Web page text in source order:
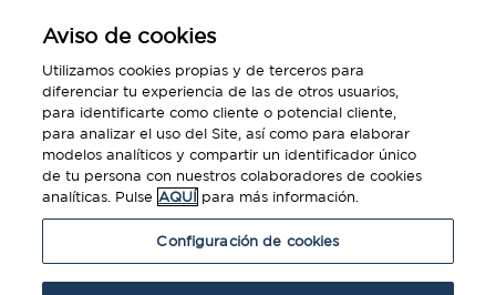
Portada»Consejos para organizar un viaje de
Aviso de cookies
Utilizamos cookies propias y de terceros para
diferenciar tu experiencia de las de otros usuarios,
para identificarte como cliente o potencial cliente,
para analizar el uso del Site, así como para elaborar
modelos analíticos y compartir un identificador único
de tu persona con nuestros colaboradores de cookies
analíticas. Pulse AQUÍ para más información.
Configuración de cookies